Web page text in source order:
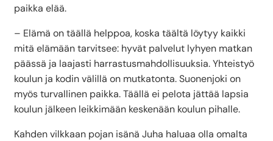
paikka elää.
– Elämä on täällä helppoa, koska täältä löytyy kaikki
mitä elämään tarvitsee: hyvät palvelut lyhyen matkan
päässä ja laajasti harrastusmahdollisuuksia. Yhteistyö
koulun ja kodin välillä on mutkatonta. Suonenjoki on
myös turvallinen paikka. Täällä ei pelota jättää lapsia
koulun jälkeen leikkimään keskenään koulun pihalle.
Kahden vilkkaan pojan isänä Juha haluaa olla omalta